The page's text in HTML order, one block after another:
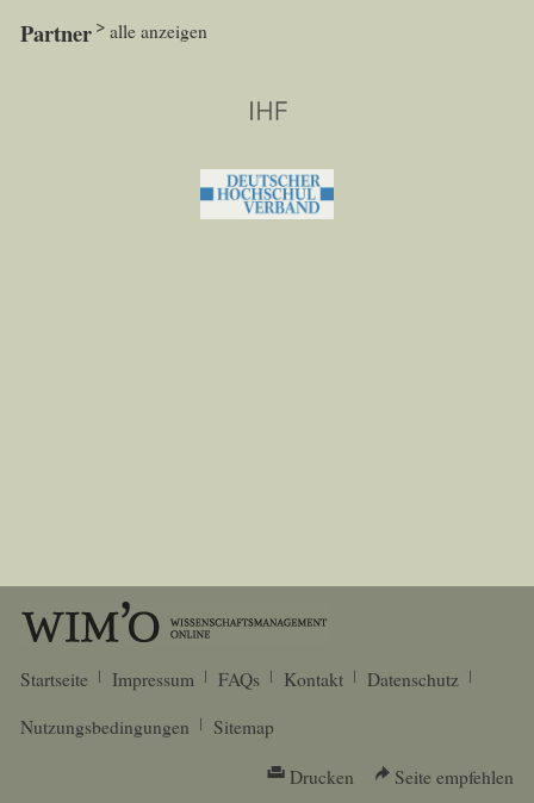
Partner alle anzeigen
Startseite Impressum FAQs Kontakt
Datenschutz
Nutzungsbedingungen
Sitemap
Drucken Seite empfehlen